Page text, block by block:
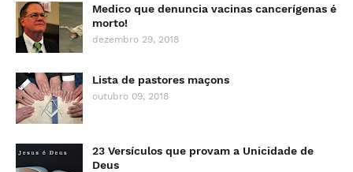
Medico que denuncia vacinas cancerígenas é
morto!
dezembro 29, 2018
Lista de pastores maçons
outubro 09, 2018
23 Versículos que provam a Unicidade de
Deus